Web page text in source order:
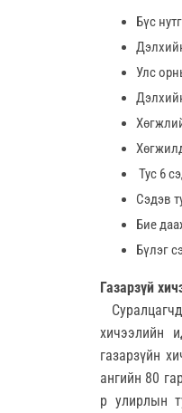
Бүс
Улс
Тус 6
Сэдэв
Бие
Бүлэг
Газарзүй
хичээлийн
газарзүйн
ангийн 80
р улирлын